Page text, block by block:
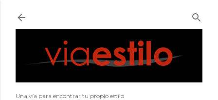
Una vía para encontrar tu propio estilo